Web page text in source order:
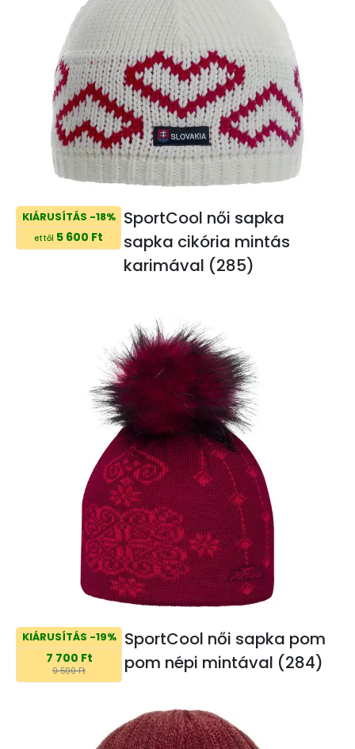
KIÁRUSÍTÁS -18%
ettől 5 600 Ft
SportCool női sapka
sapka cikória mintás
karimával (285)
KIÁRUSÍTÁS -19%
7 700 Ft
9 500 Ft
SportCool női sapka pom
pom népi mintával (284)